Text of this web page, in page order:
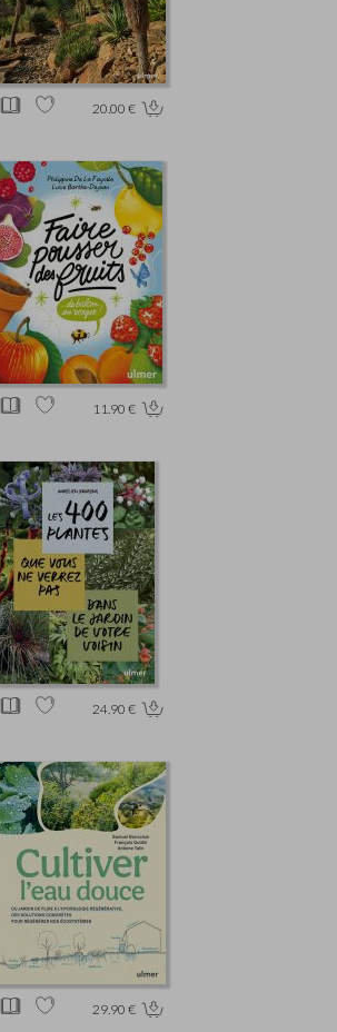
20.00 €
11.90 €
24.90 €
29.90 €